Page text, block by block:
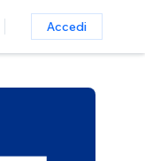
Accedi